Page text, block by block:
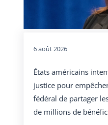
6 août 2026
États américains
justice pour
fédéral de partager
de millions de